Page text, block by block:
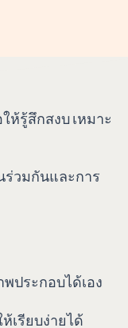
ให้รู้สึกสงบ เหมาะ
ร่วมกันและการ
ประกอบได้เอง
เรียบง่ายได้